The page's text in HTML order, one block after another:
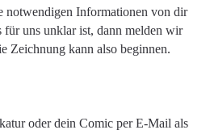
Informationen von dir
für uns unklar ist, dann melden wir
Zeichnung kann also beginnen.
oder dein Comic per E-Mail als